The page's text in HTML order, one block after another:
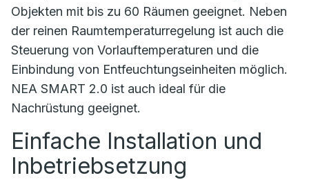
Objekten mit bis zu 60 Räumen geeignet. Neben
der reinen Raumtemperaturregelung ist auch die
Steuerung von Vorlauftemperaturen und die
Einbindung von Entfeuchtungseinheiten möglich.
NEA SMART 2.0 ist auch ideal für die
Nachrüstung geeignet.
Einfache Installation und
Inbetriebsetzung